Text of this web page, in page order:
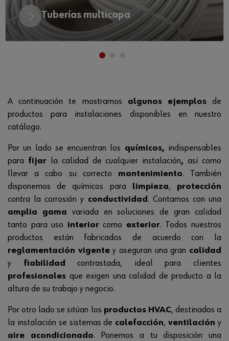
Tuberías multicapa
A continuación te mostramos algunos ejemplosde
productos para instalaciones disponibles en nuestro
catálogo.
Por un lado se encuentran los químicos, indispensables
para fijarla calidad de cualquier instalación,así como
llevar a cabo su correcto mantenimiento. También
disponemos de químicos para limpieza, protección
contra la corrosión y conductividad . Contamos con una
amplia gama variada en soluciones de gran calidad
tanto para uso interiorcomo exterior. Todos nuestros
productos están fabricados de acuerdo con la
reglamentación vigentey aseguran una gran calidad
y fiabilidad
contrastada, ideal para clientes
profesionales que exigen una calidad de producto a la
altura de su trabajo y negocio.
Por otro lado se sitúan los productos HVAC, destinados a
la instalación se sistemas de calefacción,ventilación y
aire acondicionado. Ponemos a tu disposición una